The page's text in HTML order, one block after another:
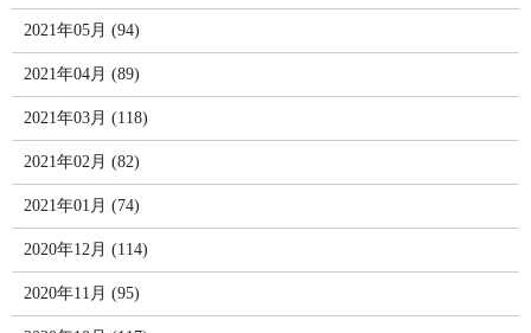
2021年05月 (94)
2021年04月 (89)
2021年03月 (118)
2021年02月 (82)
2021年01月 (74)
2020年12月 (114)
2020年11月 (95)